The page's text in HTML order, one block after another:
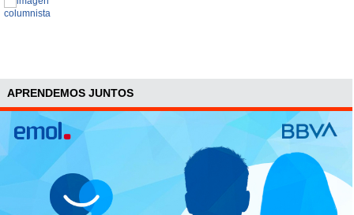
APRENDEMOS JUNTOS